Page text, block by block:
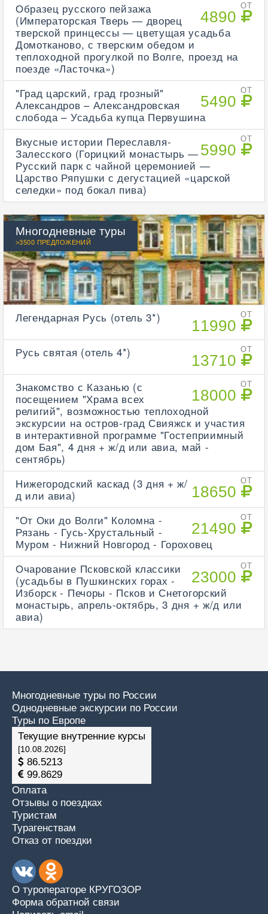
ОТ
4890
Образец русского пейзажа
(Императорская Тверь — дворец
тверской принцессы — цветущая усадьба
Домотканово, с тверским обедом и
теплоходной прогулкой по Волге, проезд на
поезде «Ласточка»)
ОТ
5490
"Град царский, град грозный"
Александров – Александровская
слобода – Усадьба купца Первушина
ОТ
5990
Вкусные истории Переславля-
Залесского (Горицкий монастырь —
Русский парк с чайной церемонией —
Царство Ряпушки с дегустацией «царской
селедки» под бокал пива)
Многодневные туры
>3500 ПРЕДЛОЖЕНИЙ
ОТ
11990
Легендарная Русь (отель 3*)
ОТ
13710
Русь святая (отель 4*)
ОТ
18000
Знакомство с Казанью (с
посещением "Храма всех
религий", возможностью теплоходной
экскурсии на остров-град Свияжск и участия
в интерактивной программе "Гостеприимный
дом Бая", 4 дня + ж/д или авиа, май -
сентябрь)
ОТ
18650
Нижегородский каскад (3 дня + ж/
д или авиа)
ОТ
21490
"От Оки до Волги" Коломна -
Рязань - Гусь-Хрустальный -
Муром - Нижний Новгород - Гороховец
ОТ
23000
Очарование Псковской классики
(усадьбы в Пушкинских горах -
Изборск - Печоры - Псков и Снетогорский
монастырь, апрель-октябрь, 3 дня + ж/д или
авиа)
Многодневные туры по России
Однодневные экскурсии по России
Туры по Европе
Текущие внутренние курсы
[10.08.2026]
86.5213
99.8629
Оплата
Отзывы о поездках
Туристам
Турагенствам
Отказ от поездки
О туроператоре КРУГОЗОР
Форма обратной связи